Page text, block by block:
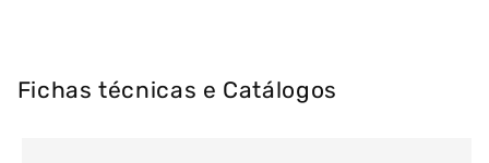
Fichas técnicas e Catálogos